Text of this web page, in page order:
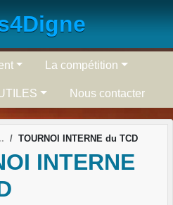
La compétition
Nous contacter
TOURNOI INTERNE du TCD
INTERNE